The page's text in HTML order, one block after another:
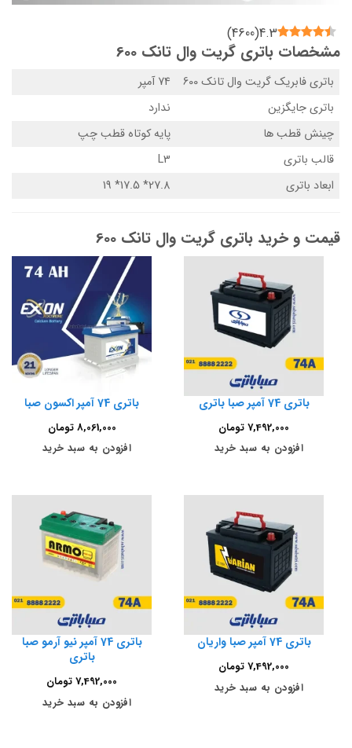
4.3
(
4600
)
مشخصات باتری گریت وال تانک 600
باتری فابریک گریت وال تانک 600
74 آمپر
باتری جایگزین
ندارد
چینش قطب ها
پایه کوتاه قطب چپ
قالب باتری
L3
ابعاد باتری
27.8* 17.5* 19
قیمت و خرید باتری گریت وال تانک 600
باتری 74 آمپر صبا باتری
7,492,000تومان
افزودن به سبد خرید
باتری 74 آمپر اکسون صبا
8,061,000 تومان
افزودن به سبد خرید
باتری 74 آمپر صبا واریان
7,492,000تومان
افزودن به سبد خرید
باتری 74 آمپر نیو آرمو صبا
باتری
7,492,000تومان
افزودن به سبد خرید